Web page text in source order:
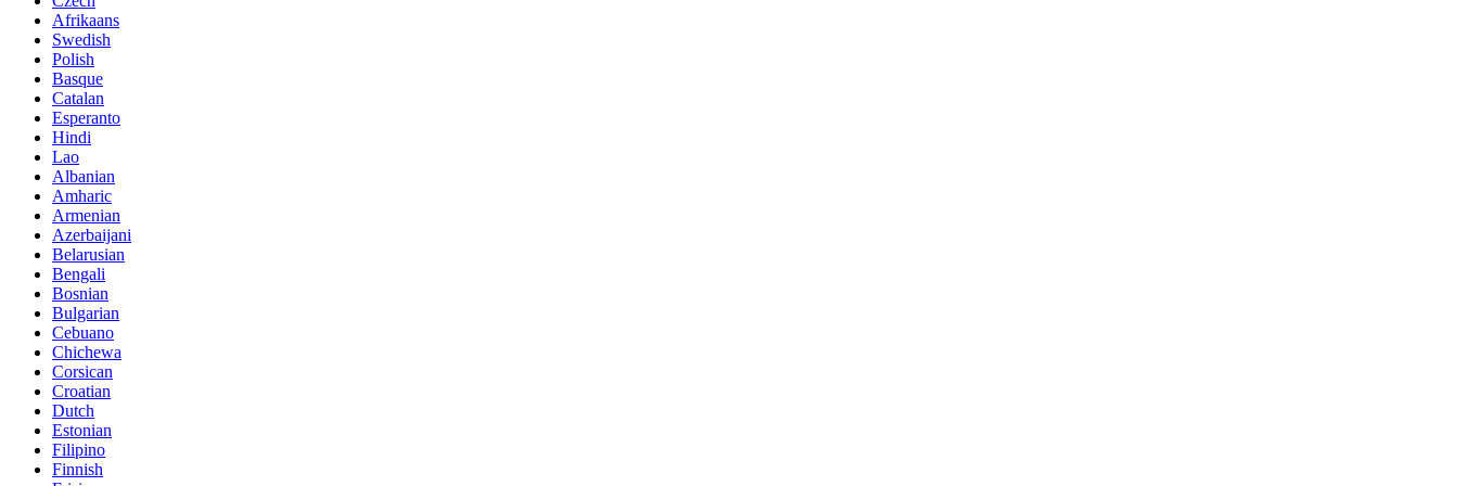
Afrikaans
Swedish
Polish
Basque
Catalan
Esperanto
Hindi
Lao
Albanian
Amharic
Armenian
Azerbaijani
Belarusian
Bengali
Bosnian
Bulgarian
Cebuano
Chichewa
Corsican
Croatian
Dutch
Estonian
Filipino
Finnish